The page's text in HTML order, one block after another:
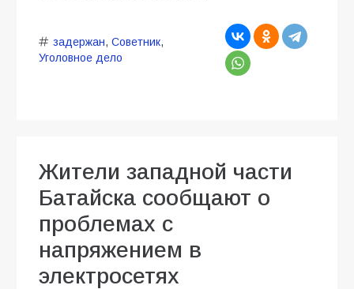
задержан, Советник,
Уголовное дело
Жители западной части
Батайска сообщают о
проблемах с
напряжением в
электросетях